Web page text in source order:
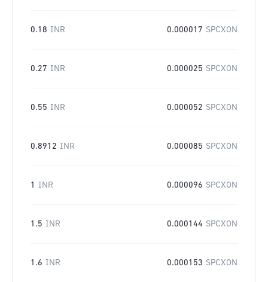
0.18 INR 0.000017 SPCXON
0.27 INR 0.000025 SPCXON
0.55 INR 0.000052 SPCXON
0.8912 INR 0.000085 SPCXON
1 INR 0.000096 SPCXON
1.5 INR 0.000144 SPCXON
1.6 INR 0.000153 SPCXON